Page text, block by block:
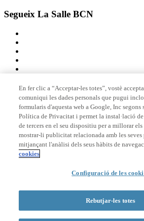
Segueix La Salle BCN
Membre de
Acreditacions
© 2026 La Salle Campus Barcelona - URL |
Formulari de cerca
En fer clic a “Acceptar-les totes”, vostè
comuniqui les dades personals que pugui
formularis d'aquesta web a Google, Inc segons
Política de Privacitat i permet la instal·lació
de tercers en el seu dispositiu per a millorar els
mostrar-li publicitat relacionada amb les seves
mitjançant l'anàlisi dels seus hàbits de
cookies
Configuració de les
Rebutjar-les totes